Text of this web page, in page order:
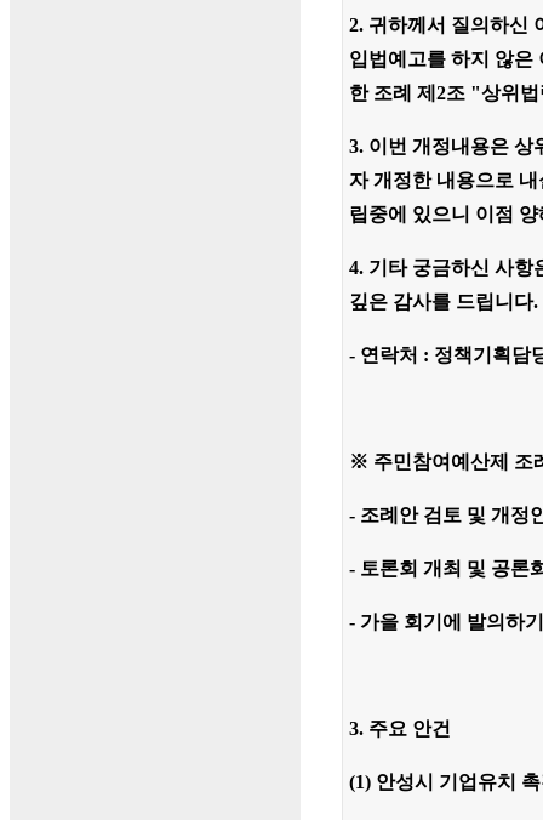
2. 귀하께서 질의하신
입법예고를 하지 않은
한 조례 제2조 "상위
3. 이번 개정내용은
자 개정한 내용으로
립중에 있으니 이점
4. 기타 궁금하신 사항
깊은 감사를 드립니다.
- 연락처 : 정책기획담
※ 주민참여예산제 조
- 조례안 검토 및 개정
- 토론회 개최 및 공론
- 가을 회기에 발의하
3. 주요 안건
(1) 안성시 기업유치